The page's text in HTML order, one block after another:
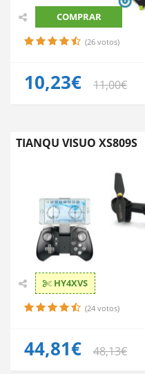
COMPRAR
(26 votos)
10,23€ 11,00€
TIANQU VISUO XS809S
HY4XVS
(24 votos)
44,81€ 48,13€